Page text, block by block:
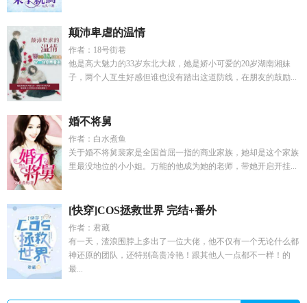
颠沛卑虐的温情
作者：18号街巷
他是高大魅力的33岁东北大叔，她是娇小可爱的20岁湖南湘妹
子，两个人互生好感但谁也没有踏出这道防线，在朋友的鼓励...
婚不将舅
作者：白水煮鱼
关于婚不将舅裴家是全国首屈一指的商业家族，她却是这个家族
里最没地位的小小姐。万能的他成为她的老师，带她开启开挂...
[快穿]COS拯救世界 完结+番外
作者：君藏
有一天，渣浪围脖上多出了一位大佬，他不仅有一个无论什么都
神还原的团队，还特别高贵冷艳！跟其他人一点都不一样！的
最...